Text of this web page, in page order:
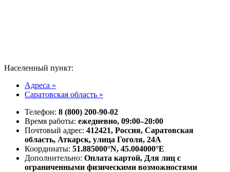
Населенный пункт:
Адреса »
Саратовская область »
Телефон: 8 (800) 200-90-02
Время работы: ежедневно, 09:00–20:00
Почтовый адрес: 412421, Россия, Саратовская
область, Аткарск, улица Гоголя, 24А
Координаты: 51.885000°N, 45.004000°E
Дополнительно: Оплата картой, Для лиц с
ограниченными физическими возможностями